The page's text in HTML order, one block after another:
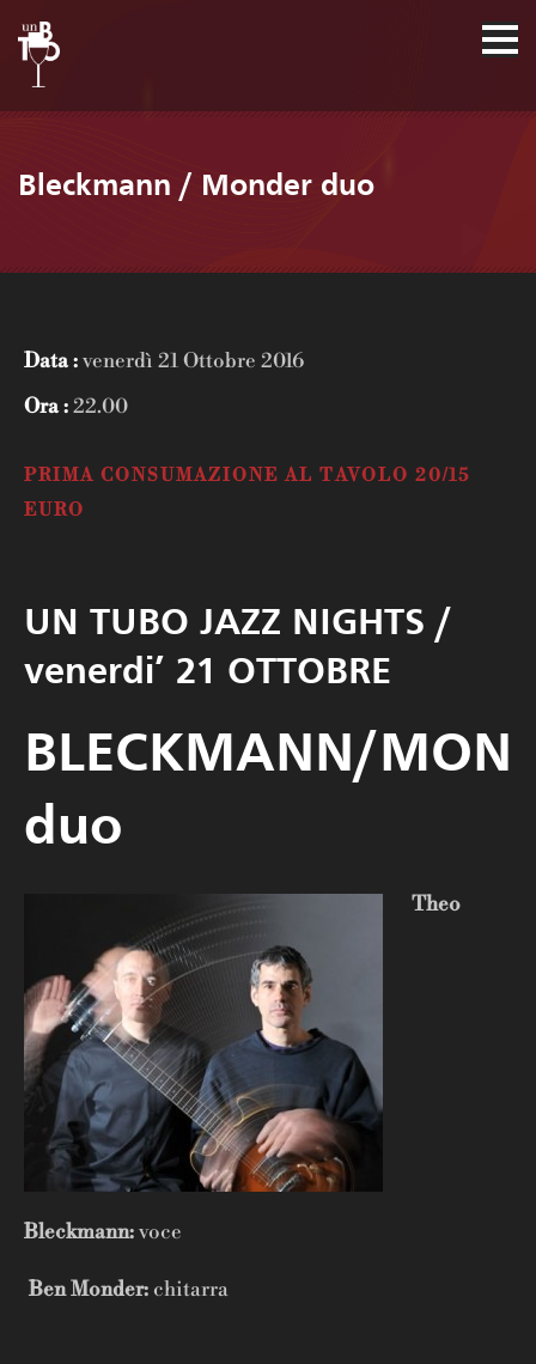
Bleckmann / Monder duo
Data :venerdì 21 Ottobre 2016
Ora :22.00
PRIMA CONSUMAZIONE AL TAVOLO 20/15
EURO
UN TUBO JAZZ NIGHTS /
venerdi’ 21 OTTOBRE
BLECKMANN/
duo
Theo
Bleckmann:voce
Ben Monder: chitarra